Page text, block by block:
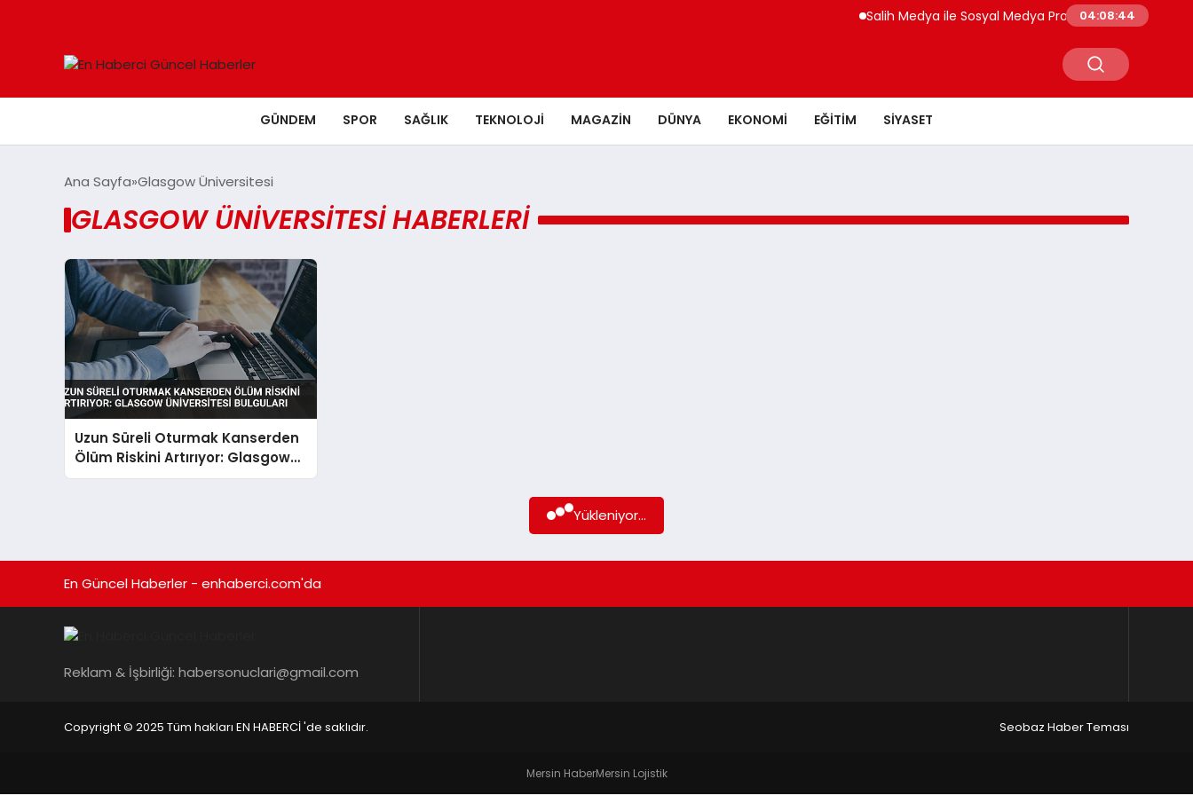
Salih Medya ile Sosyal Medya Profil Yönetiminde
04:08:44
GÜNDEM SPOR SAĞLIK TEKNOLOJI MAGAZIN DÜNYA EKONOMI EĞITIM SIYASET
Ana Sayfa Glasgow Üniversitesi
GLASGOW ÜNIVERSITESI HABERLERI
Uzun Süreli Oturmak Kanserden
Ölüm Riskini Artırıyor: Glasgow
Üniversitesi Bulguları
Yükleniyor...
En Güncel Haberler - enhaberci.com'da
Reklam & İşbirliği: habersonuclari@gmail.com
Copyright © 2025 Tüm hakları EN HABERCİ 'de saklıdır. Seobaz Haber Teması
Mersin HaberMersin Lojistik